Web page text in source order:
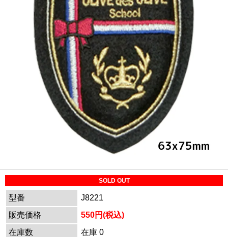
SOLD OUT
型番
J8221
販売価格
550円(税込)
在庫数
在庫 0